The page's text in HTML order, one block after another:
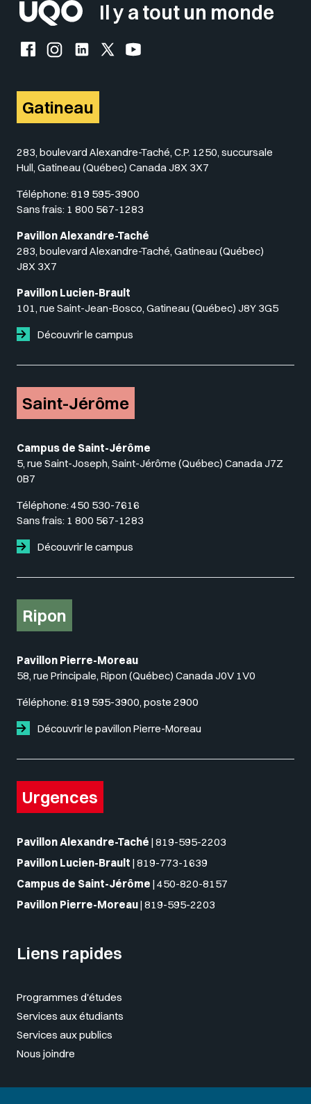
Il y a tout un monde
Facebook de l'UQO
Instagram de l'UQO
LinkedIn de l'UQO
X (Twitter) de l'UQO
YouTube de l'UQO
Gatineau
283, boulevard Alexandre-Taché, C.P. 1250, succursale
Hull, Gatineau (Québec) Canada J8X 3X7
Téléphone: 819 595-3900
Sans frais: 1 800 567-1283
Pavillon Alexandre-Taché
283, boulevard Alexandre-Taché, Gatineau (Québec)
J8X 3X7
Pavillon Lucien-Brault
101, rue Saint-Jean-Bosco, Gatineau (Québec) J8Y 3G5
Découvrir le campus
Saint-Jérôme
Campus de Saint-Jérôme
5, rue Saint-Joseph, Saint-Jérôme (Québec) Canada J7Z
0B7
Téléphone: 450 530-7616
Sans frais: 1 800 567-1283
Découvrir le campus
Ripon
Pavillon Pierre-Moreau
58, rue Principale, Ripon (Québec) Canada J0V 1V0
Téléphone: 819 595-3900, poste 2900
Découvrir le pavillon Pierre-Moreau
Urgences
Pavillon Alexandre-Taché | 819-595-2203
Pavillon Lucien-Brault | 819-773-1639
Campus de Saint-Jérôme | 450-820-8157
Pavillon Pierre-Moreau| 819-595-2203
Liens rapides
Programmes d'études
Services aux étudiants
Services aux publics
Nous joindre